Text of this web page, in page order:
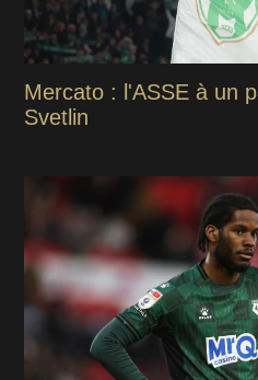
Mercato : l'ASSE à un
Svetlin